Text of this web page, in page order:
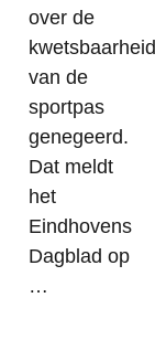
over de
kwetsbaarheid
van de
sportpas
genegeerd.
Dat meldt
het
Eindhovens
Dagblad op
…